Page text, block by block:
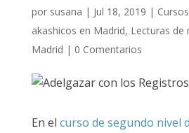
por susana | Jul 18, 2019 |
akashicos en Madrid, Lecturas de
Madrid | 0 Comentarios
En el curso de segundo nivel